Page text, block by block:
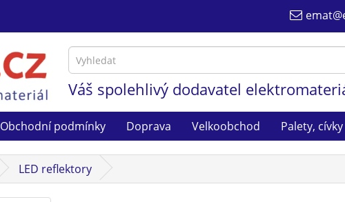
Váš spolehlivý dodavatel
Obchodní podmínky Doprava Velkoobchod Palety, cívky
LED reflektory